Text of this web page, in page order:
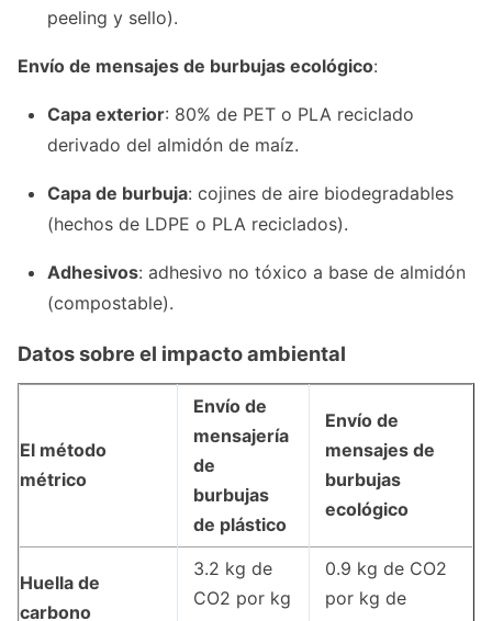
peeling y sello).
Envío de mensajes de burbujas ecológico:
Capa exterior: 80% de PET o PLA reciclado
derivado del almidón de maíz.
Capa de burbuja: cojines de aire biodegradables
(hechos de LDPE o PLA reciclados).
Adhesivos: adhesivo no tóxico a base de almidón
(compostable).
Datos sobre el impacto ambiental
El método
métrico
Envío de
mensajería
de
burbujas
de plástico
Envío de
mensajes de
burbujas
ecológico
Huella de
carbono
3.2 kg de
CO2 por kg
0.9 kg de CO2
por kg de